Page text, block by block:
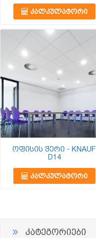
ᲙᲐᲚᲙᲣᲚᲐᲢᲝᲠᲘ
ოფისის ჭერი - KNAUF
D14
ᲙᲐᲚᲙᲣᲚᲐᲢᲝᲠᲘ
კატეგორიები